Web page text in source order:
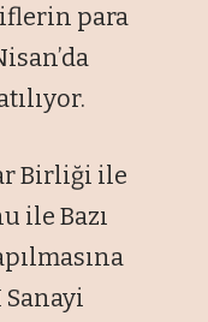
para
Birliği ile
ile Bazı